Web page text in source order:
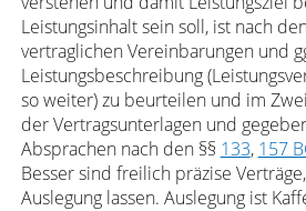
Leistungsinhalt sein soll, ist nach
vertraglichen Vereinbarungen und
Leistungsbeschreibung
so weiter) zu beurteilen und im
der Vertragsunterlagen und
Absprachen nach den §§ 133, 157
Besser sind freilich präzise
Auslegung lassen. Auslegung ist